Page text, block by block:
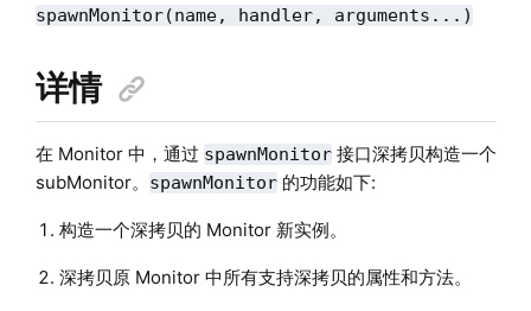
spawnMonitor(name, handler, arguments...)
详情
在 Monitor 中，通过 spawnMonitor接口深拷贝构造一个
subMonitor。
spawnMonitor的功能如下:
构造一个深拷贝的 Monitor 新实例。
深拷贝原 Monitor 中所有支持深拷贝的属性和方法。